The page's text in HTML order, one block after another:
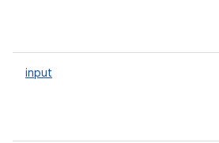
input